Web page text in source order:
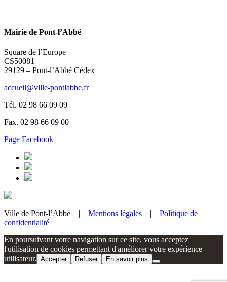
Mairie de Pont-l’Abbé
Square de l’Europe
CS50081
29129 – Pont-l’Abbé Cédex
accueil@ville-pontlabbe.fr
Tél. 02 98 66 09 09
Fax. 02 98 66 09 00
Page Facebook
Ville de Pont-l’Abbé | Mentions légales | Politique de
confidentialité
En poursuivant votre navigation sur ce site, vous acceptez
l'utilisation de cookies permettant d'améliorer votre expérience
utilisateur. Accepter Refuser En savoir plus